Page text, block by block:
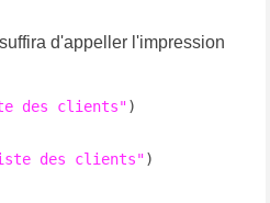
d'appeller l'impression
des clients")
des clients")